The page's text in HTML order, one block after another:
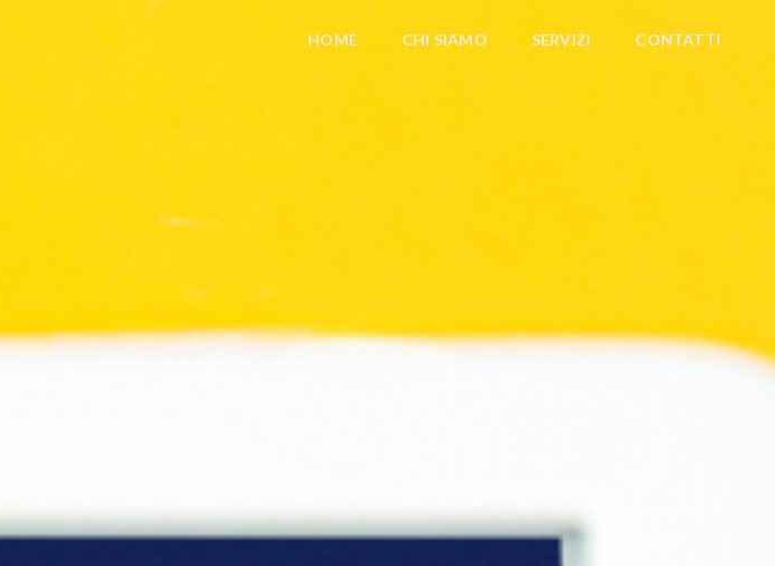
HOME CHI SIAMO SERVIZI CONTATTI